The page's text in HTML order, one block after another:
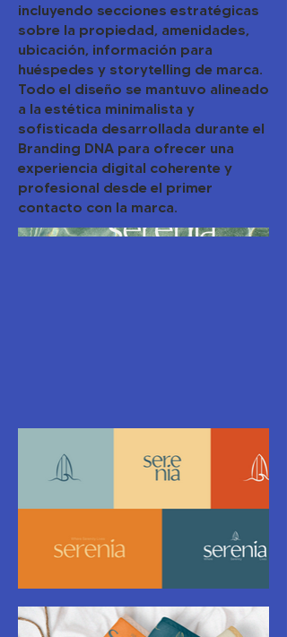
incluyendo secciones estratégicas
sobre la propiedad, amenidades,
ubicación, información para
huéspedes y storytelling de marca.
Todo el diseño se mantuvo alineado
a la estética minimalista y
sofisticada desarrollada durante el
Branding DNA para ofrecer una
experiencia digital coherente y
profesional desde el primer
contacto con la marca.